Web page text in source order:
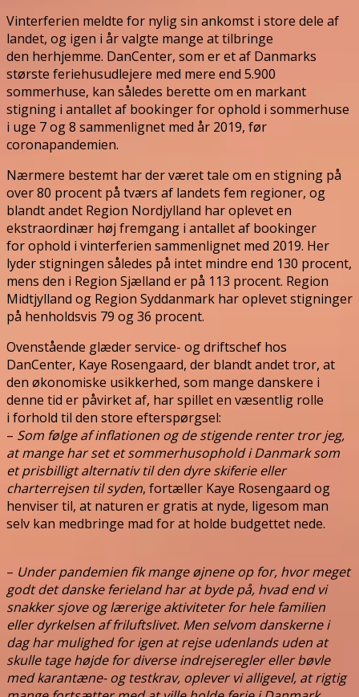
Vinterferien meldte for nylig sin ankomst i store dele af
landet, og igen i år valgte mange at tilbringe
den herhjemme. DanCenter, som er et af Danmarks
største feriehusudlejere med mere end 5.900
sommerhuse, kan således berette om en markant
stigning i antallet af bookinger for ophold i sommerhuse
i uge 7 og 8 sammenlignet med år 2019, før
coronapandemien.
Nærmere bestemt har der været tale om en stigning på
over 80 procent på tværs af landets fem regioner, og
blandt andet Region Nordjylland har oplevet en
ekstraordinær høj fremgang i antallet af bookinger
for ophold i vinterferien sammenlignet med 2019. Her
lyder stigningen således på intet mindre end 130 procent,
mens den i Region Sjælland er på 113 procent. Region
Midtjylland og Region Syddanmark har oplevet stigninger
på henholdsvis 79 og 36 procent.
Ovenstående glæder service- og driftschef hos
DanCenter, Kaye Rosengaard, der blandt andet tror, at
den økonomiske usikkerhed, som mange danskere i
denne tid er påvirket af, har spillet en væsentlig rolle
i forhold til den store efterspørgsel:
– Som følge af inflationen og de stigende renter tror jeg,
at mange har set et sommerhusophold i Danmark som
et prisbilligt alternativ til den dyre skiferie eller
charterrejsen til syden, fortæller Kaye Rosengaard og
henviser til, at naturen er gratis at nyde, ligesom man
selv kan medbringe mad for at holde budgettet nede.
– Under pandemien fik mange øjnene op for, hvor meget
godt det danske ferieland har at byde på, hvad end vi
snakker sjove og lærerige aktiviteter for hele familien
eller dyrkelsen af friluftslivet. Men selvom danskerne i
dag har mulighed for igen at rejse udenlands uden at
skulle tage højde for diverse indrejseregler eller bøvle
med karantæne- og testkrav, oplever vi alligevel, at rigtig